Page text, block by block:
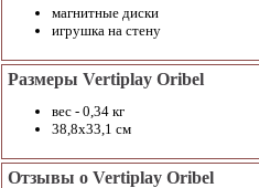
магнитные диски
игрушка на стену
Размеры Vertiplay Oribel
вес - 0,34 кг
38,8х33,1 см
Отзывы о Vertiplay Oribel